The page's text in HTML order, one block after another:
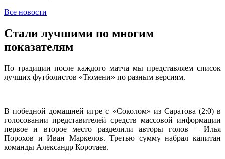
Все новости
Стали лучшими по многим
показателям
По традиции после каждого матча мы представляем список
лучших футболистов «Тюмени» по разным версиям.
В победной домашней игре с «Соколом» из Саратова (2:0) в
голосовании представителей средств массовой информации
первое и второе место разделили авторы голов – Илья
Порохов и Иван Маркелов. Третью сумму набрал капитан
команды Александр Коротаев.